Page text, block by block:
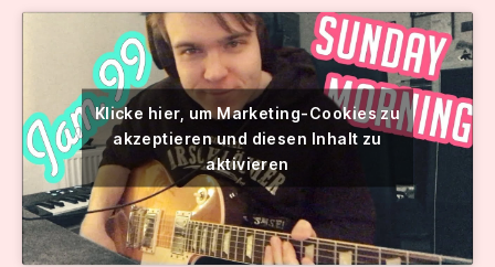
Klicke hier, um Marketing-Cookies zu
akzeptieren und diesen Inhalt zu
aktivieren